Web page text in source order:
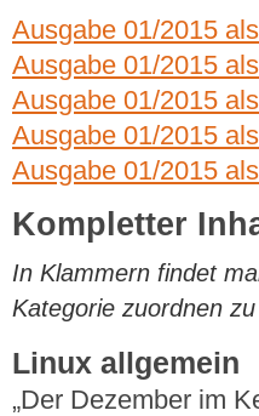
Ausgabe 01/2015
Ausgabe 01/2015
Ausgabe 01/2015
Ausgabe 01/2015
Ausgabe 01/2015
Kompletter
In Klammern findet
Kategorie zuordnen
Linux allgemein
„Der Dezember im